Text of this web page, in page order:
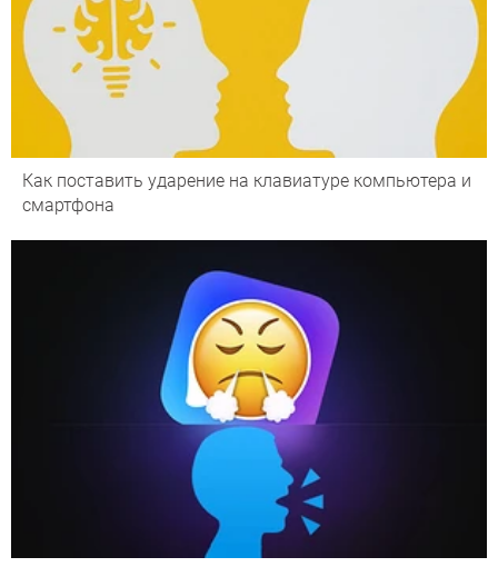
Как поставить ударение на клавиатуре компьютера и
смартфона